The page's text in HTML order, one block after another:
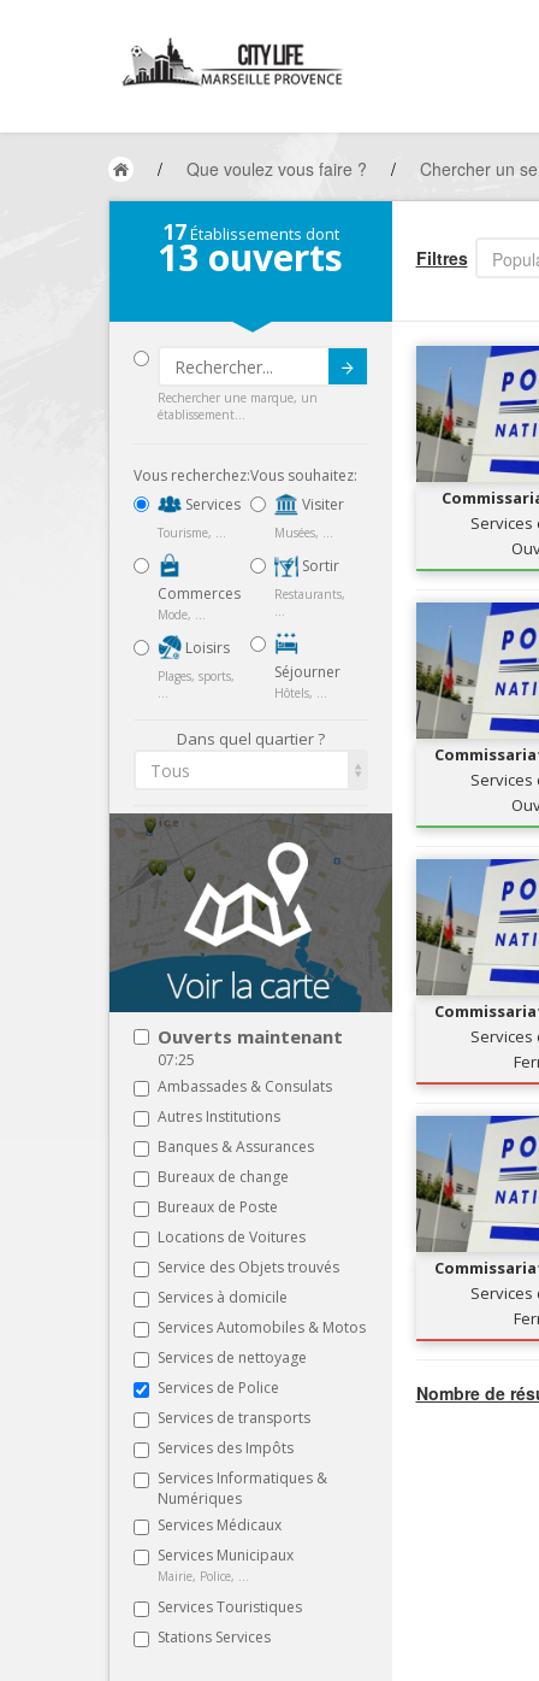
/ Que voulez vous faire ? / Chercher un
17Établissements dont
13 ouverts
Submit
Rechercher une marque, un
établissement...
Vous recherchez:
Services
Tourisme, ...
Commerces
Mode, ...
Loisirs
Plages, sports,
...
Vous souhaitez:
Visiter
Musées, ...
Sortir
Restaurants,
...
Séjourner
Hôtels, ...
Dans quel quartier ?
Tous
Ouverts maintenant
07:25
Ambassades & Consulats
Autres Institutions
Banques & Assurances
Bureaux de change
Bureaux de Poste
Locations de Voitures
Service des Objets trouvés
Services à domicile
Services Automobiles & Motos
Services de nettoyage
Services de Police
Services de transports
Services des Impôts
Services Informatiques &
Numériques
Services Médicaux
Services Municipaux
Mairie, Police, ...
Services Touristiques
Stations Services
Filtres
Services
Services
Services
Services
Nombre de